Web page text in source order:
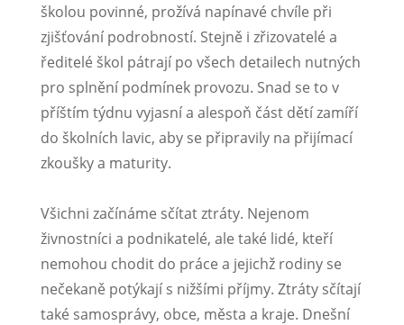
školou povinné, prožívá napínavé chvíle při
zjišťování podrobností. Stejně i zřizovatelé a
ředitelé škol pátrají po všech detailech nutných
pro splnění podmínek provozu. Snad se to v
příštím týdnu vyjasní a alespoň část dětí zamíří
do školních lavic, aby se připravily na přijímací
zkoušky a maturity.
Všichni začínáme sčítat ztráty. Nejenom
živnostníci a podnikatelé, ale také lidé, kteří
nemohou chodit do práce a jejichž rodiny se
nečekaně potýkají s nižšími příjmy. Ztráty sčítají
také samosprávy, obce, města a kraje. Dnešní